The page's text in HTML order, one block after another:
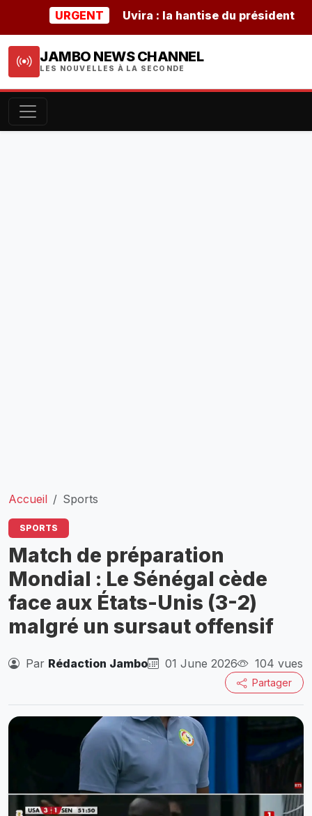
URGENT Uvira : la hantise du président
JAMBO NEWS CHANNEL
LES NOUVELLES À LA SECONDE
Accueil Sports
SPORTS
Match de préparation
Mondial : Le Sénégal cède
face aux États-Unis (3-2)
malgré un sursaut offensif
Par Rédaction Jambo 01 June 2026 104 vues
Partager